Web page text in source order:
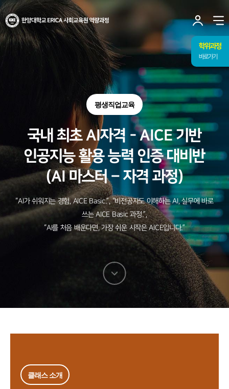
한양대학교
ERICA
사회교육원
역량과정
유저
메뉴
사
학위과정
바로가기
평생직업교육
국내 최초 AI자격 - AICE 기반
인공지능 활용 능력 인증 대비반
(AI 마스터 – 자격 과정)
“AI가 쉬워지는 경험, AICE Basic.”, “비전공자도 이해하는 AI, 실무에 바로
쓰는 AICE Basic 과정.”,
“AI를 처음 배운다면, 가장 쉬운 시작은 AICE입니다.”
다음
섹션으로
클래스 소개